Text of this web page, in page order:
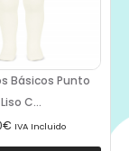
Básicos Punto
Liso C...
€ IVA Incluido